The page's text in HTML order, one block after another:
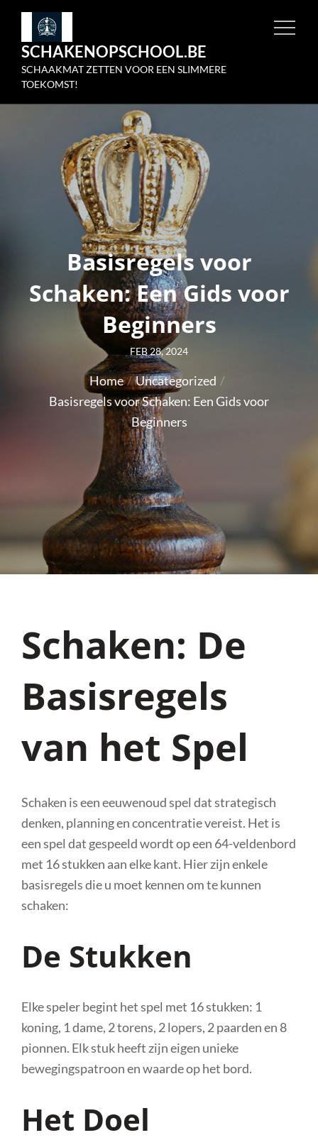
Skip
contentSCHAKENOPSCHOOL.BE
SCHAAKMAT ZETTEN VOOR EEN SLIMMERE
TOEKOMST!
Basisregels voor
Schaken: Een Gids voor
Beginners
Posted
on
FEB 28, 2024
Home
Uncategorized
Basisregels voor Schaken: Een Gids voor
Beginners
Schaken: De
Basisregels
van het Spel
Schaken is een eeuwenoud spel dat strategisch
denken, planning en concentratie vereist. Het is
een spel dat gespeeld wordt op een 64-veldenbord
met 16 stukken aan elke kant. Hier zijn enkele
basisregels die u moet kennen om te kunnen
schaken:
De Stukken
Elke speler begint het spel met 16 stukken: 1
koning, 1 dame, 2 torens, 2 lopers, 2 paarden en 8
pionnen. Elk stuk heeft zijn eigen unieke
bewegingspatroon en waarde op het bord.
Het Doel